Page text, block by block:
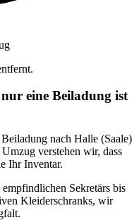
eine Beiladung ist
nach Halle (Saale)
verstehen wir, dass
Ihr Inventar.
Sekretärs bis
Kleiderschranks, wir